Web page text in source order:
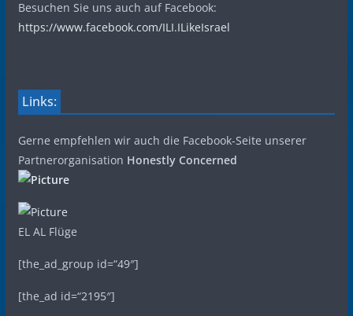
Besuchen Sie uns auch auf Facebook:
https://www.facebook.com/ILI.ILikeIsrael
Links:
Gerne empfehlen wir auch die Facebook-Seite unserer
Partnerorganisation Honestly Concerned
EL AL Flüge
[the_ad_group id=“49″]
[the_ad id=“2195″]